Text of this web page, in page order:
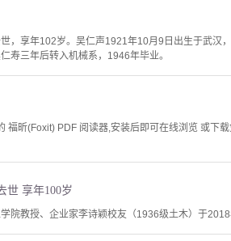
，享年102岁。吴仁声1921年10月9日出生于武汉
寿三年后转入机械系，1946年毕业。
福昕(Foxit) PDF 阅读器,安装后即可在线浏览 或下
世 享年100岁
院教授、企业家李诗颖校友（1936级土木）于2018